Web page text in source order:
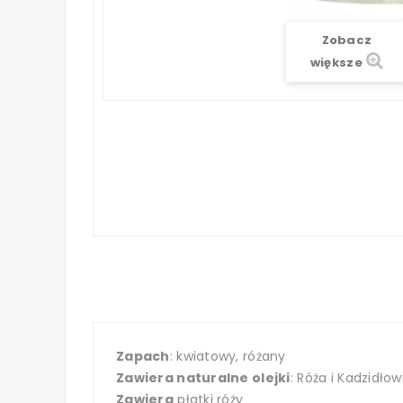
Zobacz
większe
Zapach: kwiatowy, różany
Zawiera naturalne olejki: Róża i
Zawierapłatki róży